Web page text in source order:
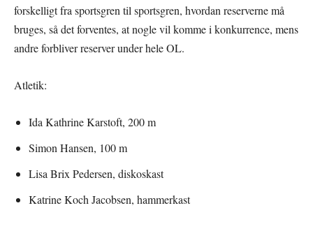
forskelligt fra sportsgren til sportsgren, hvordan reserverne må
bruges, så det forventes, at nogle vil komme i konkurrence, mens
andre forbliver reserver under hele OL.
Atletik:
Ida Kathrine Karstoft, 200 m
Simon Hansen, 100 m
Lisa Brix Pedersen, diskoskast
Katrine Koch Jacobsen, hammerkast